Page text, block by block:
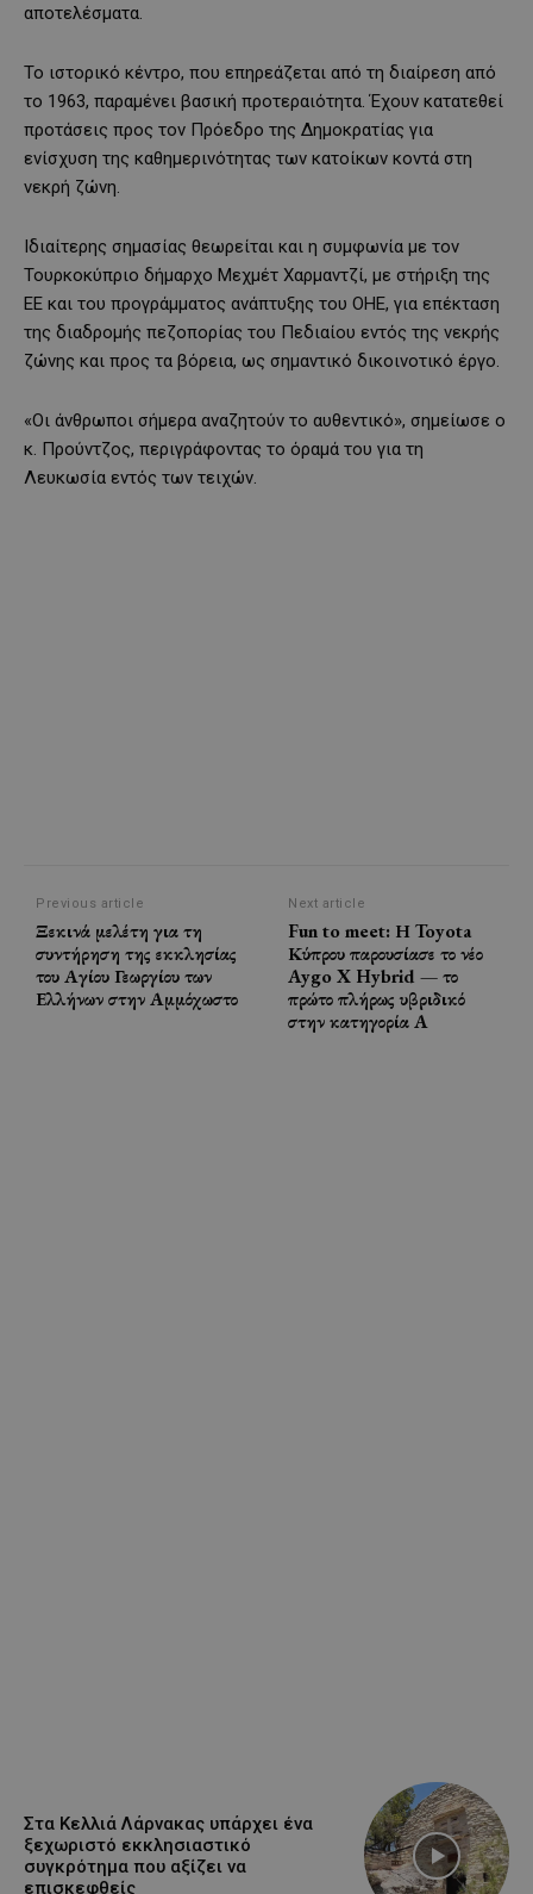
αποτελέσματα.
Το ιστορικό κέντρο, που επηρεάζεται από τη διαίρεση από
το 1963, παραμένει βασική προτεραιότητα. Έχουν κατατεθεί
προτάσεις προς τον Πρόεδρο της Δημοκρατίας για
ενίσχυση της καθημερινότητας των κατοίκων κοντά στη
νεκρή ζώνη.
Ιδιαίτερης σημασίας θεωρείται και η συμφωνία με τον
Τουρκοκύπριο δήμαρχο Μεχμέτ Χαρμαντζί, με στήριξη της
ΕΕ και του προγράμματος ανάπτυξης του ΟΗΕ, για επέκταση
της διαδρομής πεζοπορίας του Πεδιαίου εντός της νεκρής
ζώνης και προς τα βόρεια, ως σημαντικό δικοινοτικό έργο.
«Οι άνθρωποι σήμερα αναζητούν το αυθεντικό», σημείωσε ο
κ. Προύντζος, περιγράφοντας το όραμά του για τη
Λευκωσία εντός των τειχών.
Previous article
Ξεκινά μελέτη για τη
συντήρηση της εκκλησίας
του Αγίου Γεωργίου των
Ελλήνων στην Αμμόχωστο
Next article
Fun to meet: Η Toyota
Κύπρου παρουσίασε το νέο
Aygo X Hybrid — το
πρώτο πλήρως υβριδικό
στην κατηγορία A
Στα Κελλιά Λάρνακας υπάρχει ένα
ξεχωριστό εκκλησιαστικό
συγκρότημα που αξίζει να
επισκεφθείς